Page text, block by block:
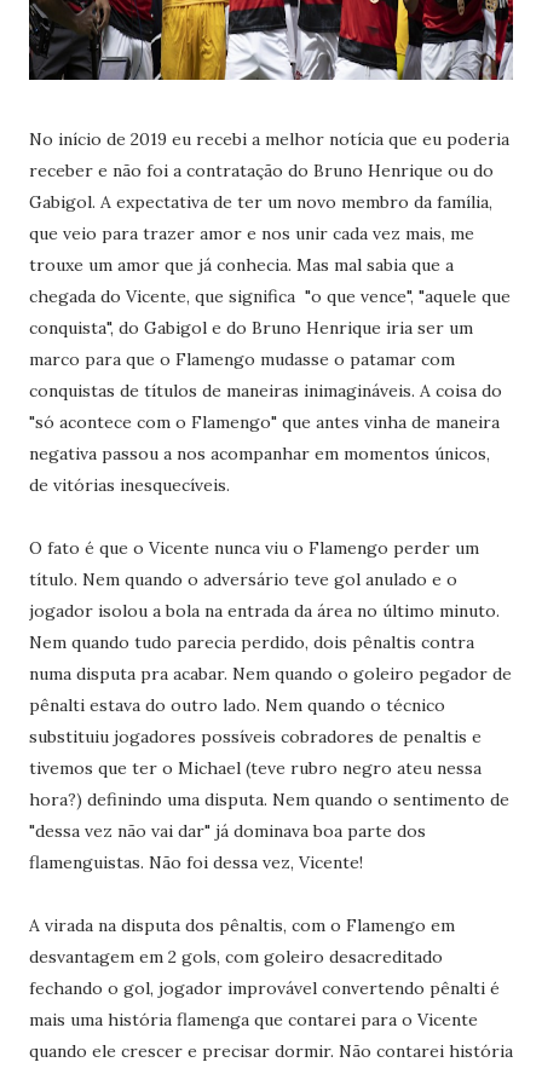
No início de 2019 eu recebi a melhor notícia que eu poderia
receber e não foi a contratação do Bruno Henrique ou do
Gabigol. A expectativa de ter um novo membro da família,
que veio para trazer amor e nos unir cada vez mais, me
trouxe um amor que já conhecia. Mas mal sabia que a
chegada do Vicente, que significa "o que vence", "aquele que
conquista", do Gabigol e do Bruno Henrique iria ser um
marco para que o Flamengo mudasse o patamar com
conquistas de títulos de maneiras inimagináveis. A coisa do
"só acontece com o Flamengo" que antes vinha de maneira
negativa passou a nos acompanhar em momentos únicos,
de vitórias inesquecíveis.
O fato é que o Vicente nunca viu o Flamengo perder um
título. Nem quando o adversário teve gol anulado e o
jogador isolou a bola na entrada da área no último minuto.
Nem quando tudo parecia perdido, dois pênaltis contra
numa disputa pra acabar. Nem quando o goleiro pegador de
pênalti estava do outro lado. Nem quando o técnico
substituiu jogadores possíveis cobradores de penaltis e
tivemos que ter o Michael (teve rubro negro ateu nessa
hora?) definindo uma disputa. Nem quando o sentimento de
"dessa vez não vai dar" já dominava boa parte dos
flamenguistas. Não foi dessa vez, Vicente!
A virada na disputa dos pênaltis, com o Flamengo em
desvantagem em 2 gols, com goleiro desacreditado
fechando o gol, jogador improvável convertendo pênalti é
mais uma história flamenga que contarei para o Vicente
quando ele crescer e precisar dormir. Não contarei história